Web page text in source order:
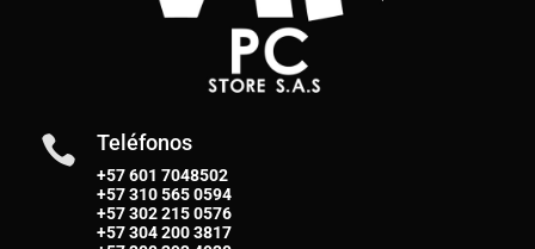
 Teléfonos
+57 601 7048502
+57310 565 0594
+57302 215 0576
+57304 200 3817